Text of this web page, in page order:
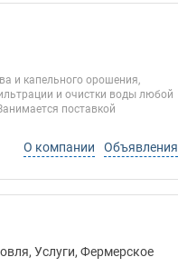
и капельного орошения,
и очистки воды любой
поставкой
О компании Объявления
Услуги, Фермерское